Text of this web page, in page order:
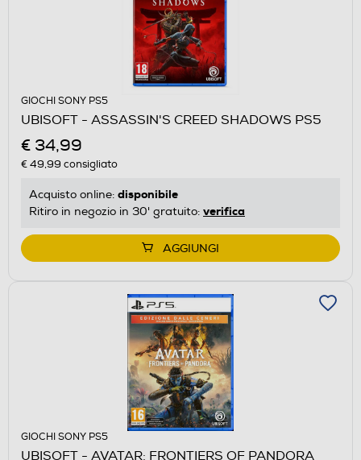
GIOCHI SONY PS5
UBISOFT - ASSASSIN'S CREED SHADOWS PS5
€ 34,99
€ 49,99 consigliato
Acquisto online: disponibile
Ritiro in negozio in 30' gratuito: verifica
AGGIUNGI
GIOCHI SONY PS5
UBISOFT - AVATAR: FRONTIERS OF PANDORA